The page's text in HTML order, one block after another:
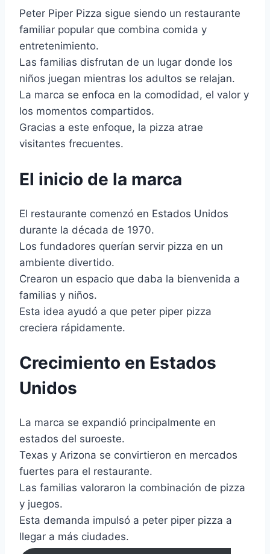
Peter Piper Pizza sigue siendo un restaurante
familiar popular que combina comida y
entretenimiento.
Las familias disfrutan de un lugar donde los
niños juegan mientras los adultos se relajan.
La marca se enfoca en la comodidad, el valor y
los momentos compartidos.
Gracias a este enfoque, la pizza atrae
visitantes frecuentes.
El inicio de la marca
El restaurante comenzó en Estados Unidos
durante la década de 1970.
Los fundadores querían servir pizza en un
ambiente divertido.
Crearon un espacio que daba la bienvenida a
familias y niños.
Esta idea ayudó a que peter piper pizza
creciera rápidamente.
Crecimiento en Estados
Unidos
La marca se expandió principalmente en
estados del suroeste.
Texas y Arizona se convirtieron en mercados
fuertes para el restaurante.
Las familias valoraron la combinación de pizza
y juegos.
Esta demanda impulsó a peter piper pizza a
llegar a más ciudades.